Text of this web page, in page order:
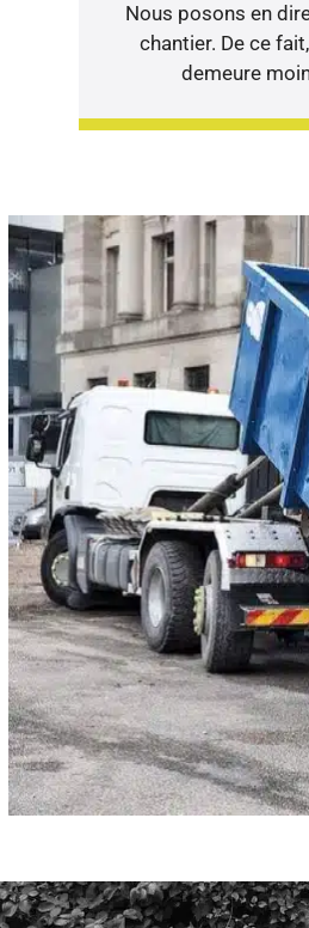
Nous posons en
chantier. De ce
demeure